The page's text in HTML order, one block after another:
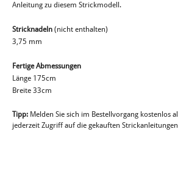
Anleitung zu diesem Strickmodell.
Stricknadeln (nicht enthalten)
3,75 mm
Fertige Abmessungen
Länge 175cm
Breite 33cm
Tipp: Melden Sie sich im Bestellvorgang kostenlos
jederzeit Zugriff auf die gekauften